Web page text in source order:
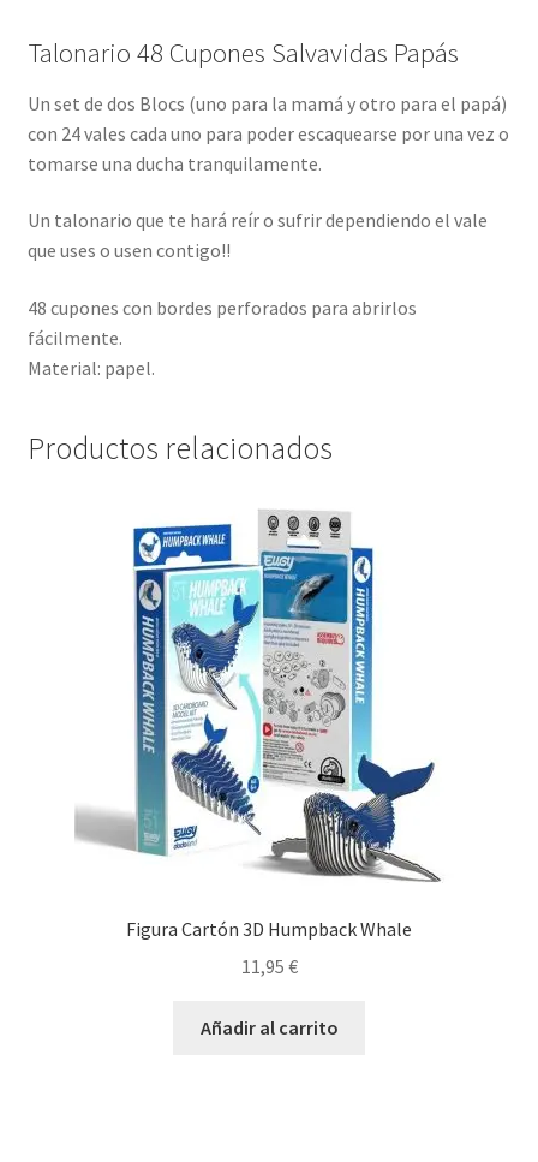
Talonario 48 Cupones Salvavidas Papás
Un set de dos Blocs (uno para la mamá y otro para el papá)
con 24 vales cada uno para poder escaquearse por una vez o
tomarse una ducha tranquilamente.
Un talonario que te hará reír o sufrir dependiendo el vale
que uses o usen contigo!!
48 cupones con bordes perforados para abrirlos
fácilmente.
Material: papel.
Productos relacionados
Figura Cartón 3D Humpback Whale
11,95 €
Añadir al carrito